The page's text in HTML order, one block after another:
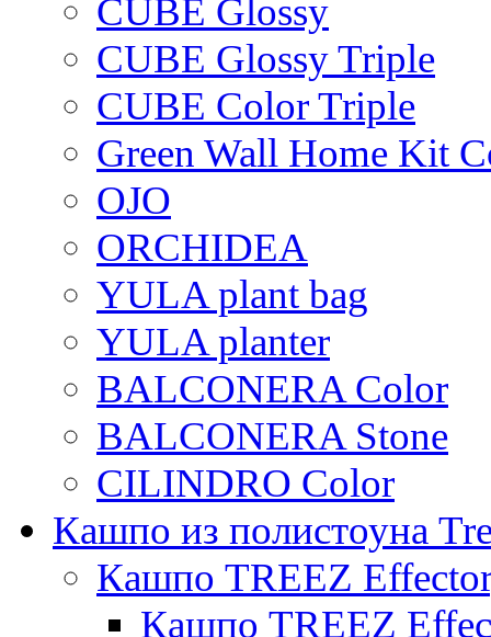
CUBE Glossy
CUBE Glossy Triple
CUBE Color Triple
Green Wall Home Kit
OJO
ORCHIDEA
YULA plant bag
YULA planter
BALCONERA Color
BALCONERA Stone
CILINDRO Color
Кашпо из полистоуна
Кашпо TREEZ
Кашпо TREEZ